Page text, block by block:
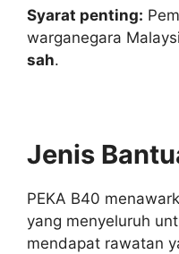
Syarat penting:
warganegara
sah.
Jenis
PEKA B40
yang menyeluruh
mendapat rawatan